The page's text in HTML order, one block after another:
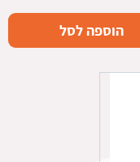
הוספה לסל